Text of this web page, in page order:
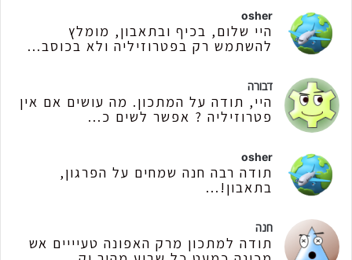
osher
היי שלום, בכיף ובתאבון, מומלץ
להשתמש רק בפטרוזיליה ולא בכוסב...
דבורה
היי, תודה על המתכון. מה עושים אם אין
פטרוזיליה ? אפשר לשים כ...
osher
תודה רבה חנה שמחים על הפרגון,
בתאבון!...
חנה
תודה למתכון מרק האפונה טעיייים אש